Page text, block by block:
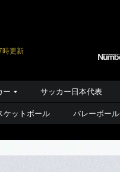
時更新
ー サッカー日本代表
ケットボール バレーボール